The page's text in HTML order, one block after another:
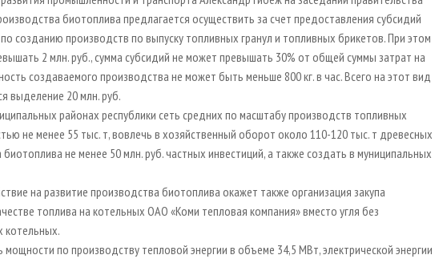
биотоплива предлагается осуществить за счет предоставления субсидий
созданию производств по выпуску топливных гранул и топливных брикетов. При этом
2 млн. руб., сумма субсидий не может превышать 30% от общей суммы затрат на
создаваемого производства не может быть меньше 800 кг. в час. Всего на этот вид
выделение 20 млн. руб.
районах республики сеть средних по масштабу производств топливных
не менее 55 тыс. т, вовлечь в хозяйственный оборот около 110-120 тыс. т древесных
не менее 50 млн. руб. частных инвестиций, а также создать в муниципальных
на развитие производства биотоплива окажет также организация закупа
топлива на котельных ОАО «Коми тепловая компания» вместо угля без
котельных.
по производству тепловой энергии в объеме 34,5 МВт, электрической энергии